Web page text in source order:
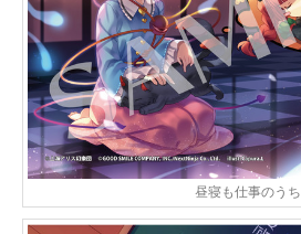
昼寝も仕事のうち